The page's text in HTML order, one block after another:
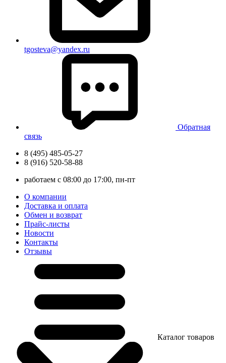
tgosteva@yandex.ru
Обратная
связь
8 (495) 485-05-27
8 (916) 520-58-88
работаем с 08:00 до 17:00, пн-пт
О компании
Доставка и оплата
Обмен и возврат
Прайс-листы
Новости
Контакты
Отзывы
Каталог товаров